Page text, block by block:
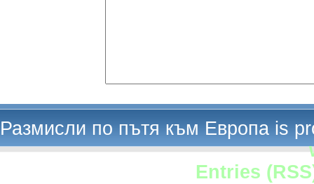
Размисли по пътя към Европа is
Entries